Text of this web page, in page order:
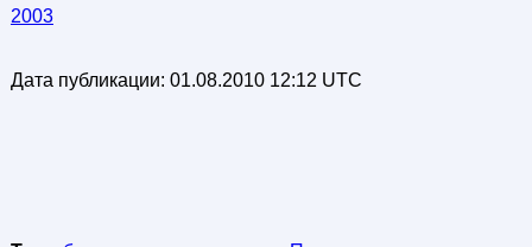
2003
Дата публикации: 01.08.2010 12:12 UTC